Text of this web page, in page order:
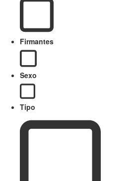
Firmantes
Sexo
Tipo